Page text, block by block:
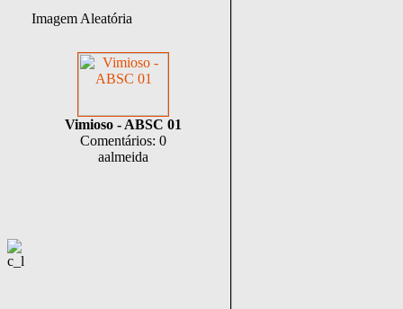
Imagem Aleatória
Vimioso - ABSC 01
Comentários: 0
aalmeida